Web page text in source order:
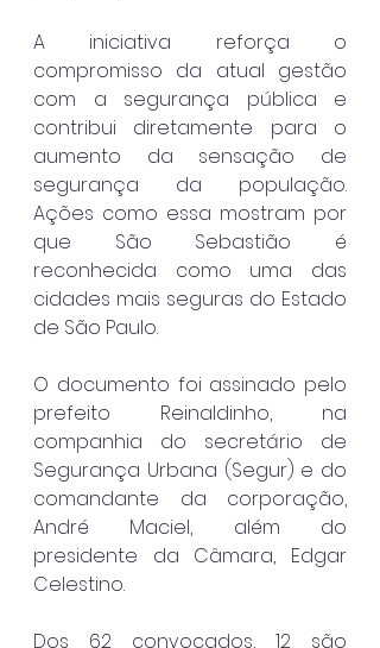
A iniciativa reforça o
compromisso da atual gestão
com a segurança pública e
contribui diretamente para o
aumento da sensação de
segurança da população.
Ações como essa mostram por
que São Sebastião é
reconhecida como uma das
cidades mais seguras do Estado
de São Paulo.
O documento foi assinado pelo
prefeito Reinaldinho, na
companhia do secretário de
Segurança Urbana (Segur) e do
comandante da corporação,
André Maciel, além do
presidente da Câmara, Edgar
Celestino.
Dos 62 convocados, 12 são